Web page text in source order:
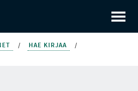
/ HAE KIRJAA
/